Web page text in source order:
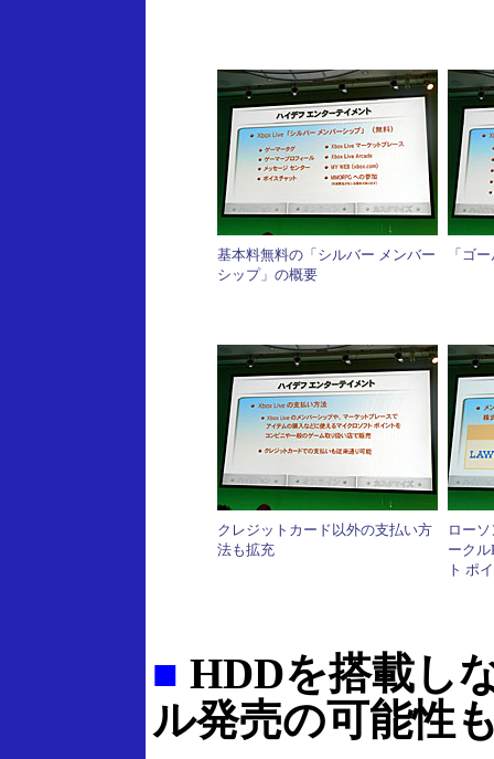
基本料無料の「シルバー メンバー
シップ」の概要
「ゴ
クレジットカード以外の支払い方
法も拡充
ロー
ーク
ト ポ
■ HDDを搭載し
ル発売の可能性